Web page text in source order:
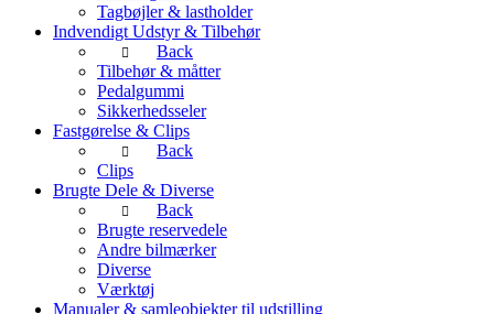
Tagbøjler & lastholder
Indvendigt Udstyr & Tilbehør
Back
Tilbehør & måtter
Pedalgummi
Sikkerhedsseler
Fastgørelse & Clips
Back
Clips
Brugte Dele & Diverse
Back
Brugte reservedele
Andre bilmærker
Diverse
Værktøj
Manualer & samleobjekter til udstilling